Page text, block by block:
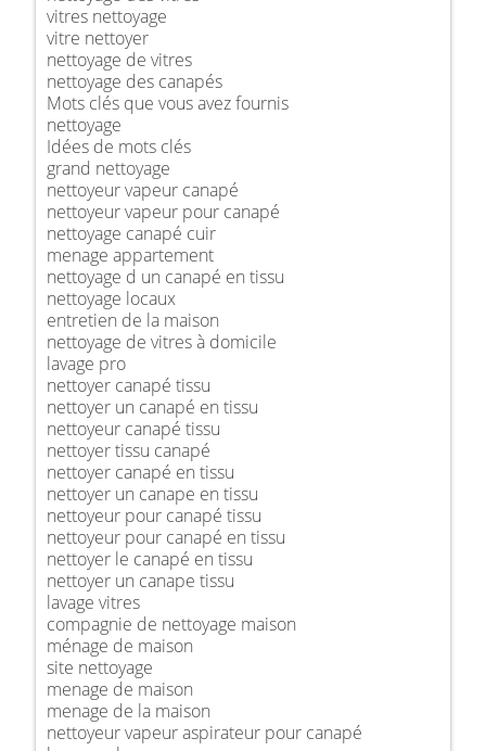
vitres nettoyage
vitre nettoyer
nettoyage de vitres
nettoyage des canapés
Mots clés que vous avez fournis
nettoyage
Idées de mots clés
grand nettoyage
nettoyeur vapeur canapé
nettoyeur vapeur pour canapé
nettoyage canapé cuir
menage appartement
nettoyage d un canapé en tissu
nettoyage locaux
entretien de la maison
nettoyage de vitres à domicile
lavage pro
nettoyer canapé tissu
nettoyer un canapé en tissu
nettoyeur canapé tissu
nettoyer tissu canapé
nettoyer canapé en tissu
nettoyer un canape en tissu
nettoyeur pour canapé tissu
nettoyeur pour canapé en tissu
nettoyer le canapé en tissu
nettoyer un canape tissu
lavage vitres
compagnie de nettoyage maison
ménage de maison
site nettoyage
menage de maison
menage de la maison
nettoyeur vapeur aspirateur pour canapé